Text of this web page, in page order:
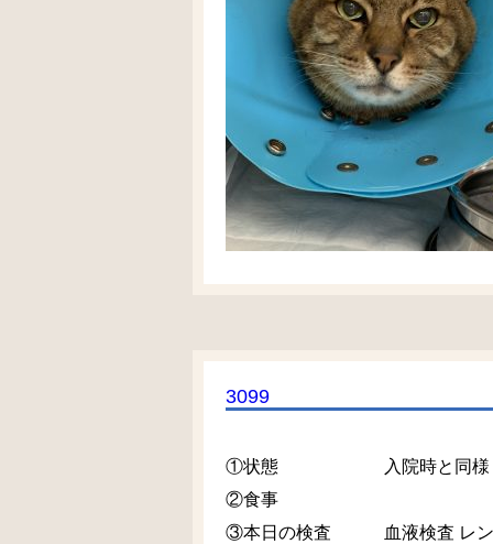
3099
①状態 入院時と同様
②食事
③本日の検査 血液検査 レン